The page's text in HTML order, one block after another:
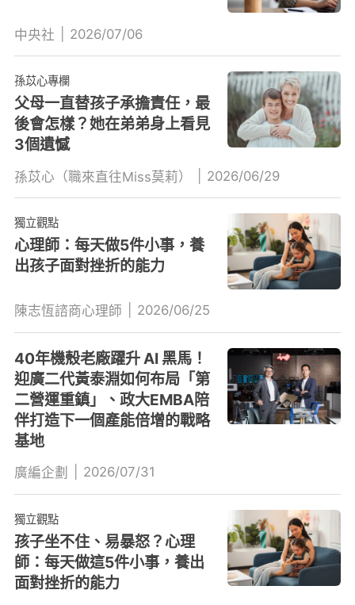
中央社 2026/07/06
孫苡心專欄
父母一直替孩子承擔責任，最
後會怎樣？她在弟弟身上看見
3個遺憾
孫苡心（職來直往Miss莫莉） 2026/06/29
獨立觀點
心理師：每天做5件小事，養
出孩子面對挫折的能力
陳志恆諮商心理師 2026/06/25
40年機殼老廠躍升 AI 黑馬！
迎廣二代黃泰淵如何布局「第
二營運重鎮」、政大EMBA陪
伴打造下一個產能倍增的戰略
基地
廣編企劃 2026/07/31
獨立觀點
孩子坐不住、易暴怒？心理
師：每天做這5件小事，養出
面對挫折的能力